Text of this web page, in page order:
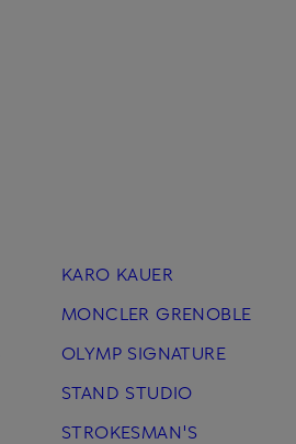
KARO KAUER
MONCLER GRENOBLE
OLYMP SIGNATURE
STAND STUDIO
STROKESMAN'S